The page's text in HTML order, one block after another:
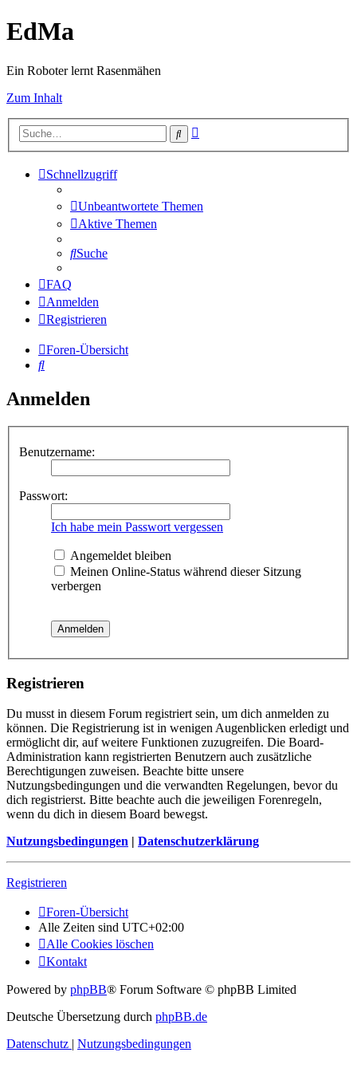
EdMa
Ein Roboter lernt Rasenmähen
Zum Inhalt
Suche
Schnellzugriff
Unbeantwortete Themen
Aktive Themen
Suche
FAQ
Anmelden
Registrieren
Foren-Übersicht
Suche
Anmelden
Benutzername:
Passwort:
Ich habe mein Passwort vergessen
Angemeldet bleiben
Meinen Online-Status während dieser Sitzung
verbergen
Registrieren
Du musst in diesem Forum registriert sein, um dich anmelden zu
können. Die Registrierung ist in wenigen Augenblicken erledigt und
ermöglicht dir, auf weitere Funktionen zuzugreifen. Die Board-
Administration kann registrierten Benutzern auch zusätzliche
Berechtigungen zuweisen. Beachte bitte unsere
Nutzungsbedingungen und die verwandten Regelungen, bevor du
dich registrierst. Bitte beachte auch die jeweiligen Forenregeln,
wenn du dich in diesem Board bewegst.
Nutzungsbedingungen | Datenschutzerklärung
Registrieren
Foren-Übersicht
Alle Zeiten sind UTC+02:00
Alle Cookies löschen
Kontakt
Powered by phpBB® Forum Software © phpBB Limited
Deutsche Übersetzung durch phpBB.de
Datenschutz | Nutzungsbedingungen